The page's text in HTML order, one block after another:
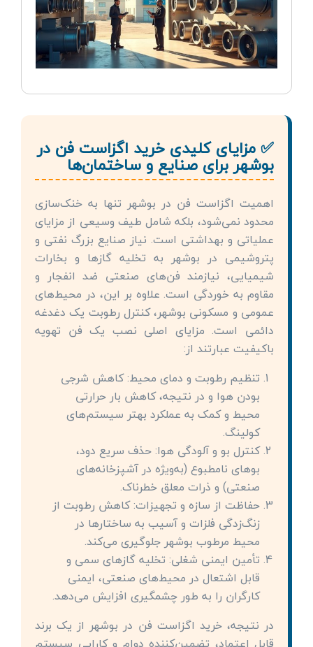
✅ مزایای کلیدی خرید اگزاست فن در
بوشهر برای صنایع و ساختمان‌ها
اهمیت اگزاست فن در بوشهر تنها به خنک‌سازی
محدود نمی‌شود، بلکه شامل طیف وسیعی از مزایای
عملیاتی و بهداشتی است. نیاز صنایع بزرگ نفتی و
پتروشیمی در بوشهر به تخلیه گازها و بخارات
شیمیایی، نیازمند فن‌های صنعتی ضد انفجار و
مقاوم به خوردگی است. علاوه بر این، در محیط‌های
عمومی و مسکونی بوشهر، کنترل رطوبت یک دغدغه
دائمی است. مزایای اصلی نصب یک فن تهویه
باکیفیت عبارتند از:
تنظیم رطوبت و دمای محیط: کاهش شرجی
بودن هوا و در نتیجه، کاهش بار حرارتی
محیط و کمک به عملکرد بهتر سیستم‌های
کولینگ.
کنترل بو و آلودگی هوا: حذف سریع دود،
بوهای نامطبوع (به‌ویژه در آشپزخانه‌های
صنعتی) و ذرات معلق خطرناک.
حفاظت از سازه و تجهیزات: کاهش رطوبت از
زنگ‌زدگی فلزات و آسیب به ساختارها در
محیط مرطوب بوشهر جلوگیری می‌کند.
تأمین ایمنی شغلی: تخلیه گازهای سمی و
قابل اشتعال در محیط‌های صنعتی، ایمنی
کارگران را به طور چشمگیری افزایش می‌دهد.
در نتیجه، خرید اگزاست فن در بوشهر از یک برند